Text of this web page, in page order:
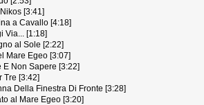
[3:41]
a Cavallo [4:18]
Via... [1:18]
al Sole [2:22]
Mare Egeo [3:07]
E Non Sapere [3:22]
Tre [3:42]
Della Finestra Di Fronte [3:28]
al Mare Egeo [3:20]